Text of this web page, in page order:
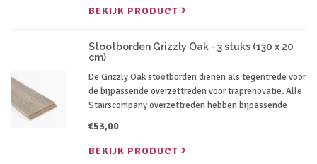
BEKIJK PRODUCT
Stootborden Grizzly Oak - 3 stuks (130 x 20
cm)
De Grizzly Oak stootborden dienen als tegentrede voor
de bijpassende overzettreden voor traprenovatie. Alle
Stairscompany overzettreden hebben bijpassende
€53,00
BEKIJK PRODUCT